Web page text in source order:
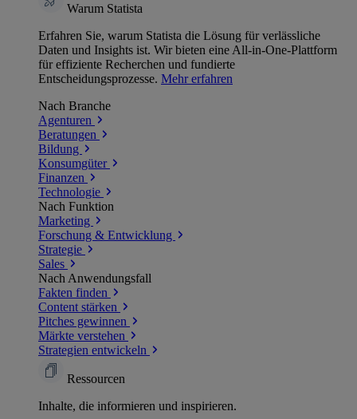
Warum Statista
Erfahren Sie, warum Statista die Lösung für verlässliche
Daten und Insights ist. Wir bieten eine All-in-One-Plattform
für effiziente Recherchen und fundierte
Entscheidungsprozesse. Mehr erfahren
Nach Branche
Agenturen
Beratungen
Bildung
Konsumgüter
Finanzen
Technologie
Nach Funktion
Marketing
Forschung & Entwicklung
Strategie
Sales
Nach Anwendungsfall
Fakten finden
Content stärken
Pitches gewinnen
Märkte verstehen
Strategien entwickeln
Ressourcen
Inhalte, die informieren und inspirieren.